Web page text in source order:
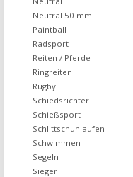
Neutral 50 mm
Paintball
Radsport
Reiten / Pferde
Ringreiten
Rugby
Schiedsrichter
Schießsport
Schlittschuhlaufen
Schwimmen
Segeln
Sieger